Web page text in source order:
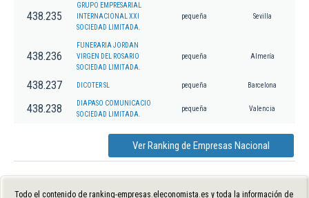
438.235
GRUPO EMPRESARIAL
INTERNACIONAL XXI
SOCIEDAD LIMITADA.
pequeña Sevilla
438.236
FUNERARIA JORDAN
VIRGEN DEL ROSARIO
SOCIEDAD LIMITADA.
pequeña Almería
438.237 DICOTER SL pequeña Barcelona
438.238
DIAPASO COMUNICACIO
SOCIEDAD LIMITADA.
pequeña Valencia
Ver Ranking de Empresas Nacional
Todo el contenido de ranking-empresas.eleconomista.es y toda la información de